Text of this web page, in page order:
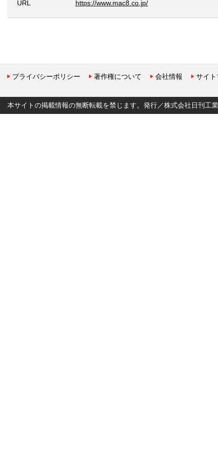
URL https://www.mac8.co.jp/
プライバシーポリシー 著作権について 会社情報 サイ
本サイトの掲載情報の無断転載を禁じます。発行／株式会社日刊